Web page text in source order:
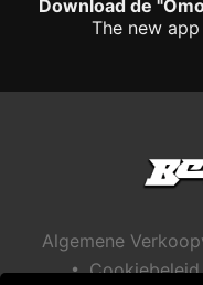
Download de
The new
Algemene
• Cookiebeleid